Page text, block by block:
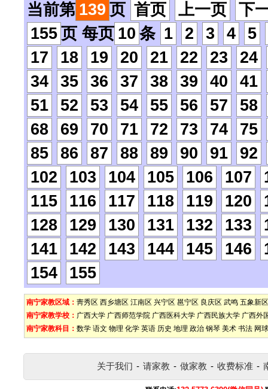
当前第 139 页 首页 上一页
下
155 页 每页 10 条 1 2 3 4
5
17
18 19 20 21 22 23
24
34
35 36 37 38 39 40
41
51
52 53 54 55 56 57
58
68
69 70 71 72 73 74
75
85
86 87 88 89 90 91
92
102
103 104 105 106 107
115
116 117 118 119 120
128
129 130 131 132 133
141
142 143 144 145 146
154
155
南宁家教区域： 靑秀区 西乡塘区 江南区 兴宁区 邕宁区 良庆区 武鸣 五象新区
南宁家教学校： 广西大学 广西师范学院 广西医科大学 广西民族大学 广西外
南宁家教科目： 数学 语文 物理 化学 英语 历史 地理 政治 钢琴 美术 书法 网球
关于我们 - 请家教 - 做家教 - 收费标准 -